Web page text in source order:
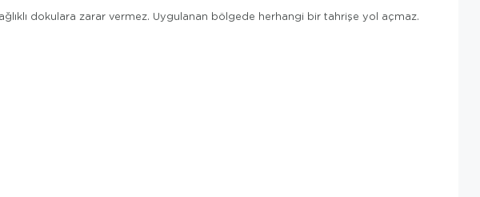
dokulara zarar vermez. Uygulanan bölgede herhangi bir tahrişe yol açmaz.